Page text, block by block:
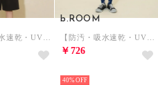
b.ROOM
￥726
40%